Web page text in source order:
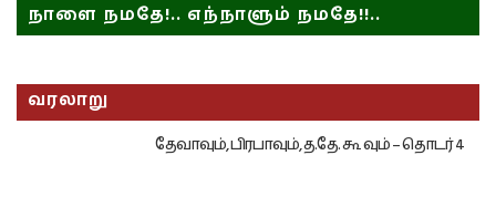
நாளை நமதே!.. எந்நாளும் நமதே!!..
வரலாறு
தேவாவும், பிரபாவும், த.தே. கூ வும் – தொடர் 4